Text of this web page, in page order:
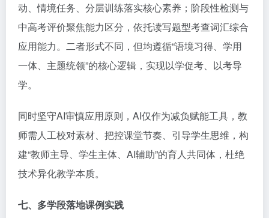
动、情境任务、分层训练落实核心素养；阶段性检测与
中高考评价聚焦能力区分，依托读写题型考查词汇综合
应用能力。二者形式不同，但均遵循“语境习得、学用
一体、主题统领”的核心逻辑，实现以学促考、以考导
学。
同时坚守AI审慎应用原则，AI仅作为减负赋能工具，教
师需人工校对素材、把控课堂节奏、引导学生思维，构
建“教师主导、学生主体、AI辅助”的育人共同体，杜绝
技术异化教学本质。
七、多学段落地课例实践